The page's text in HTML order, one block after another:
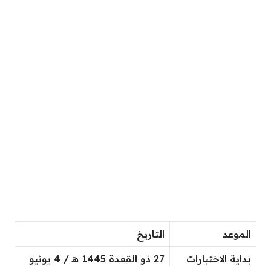
الموعد التاريخ
بداية الاختبارات
27 ذو القعدة 1445 هـ / 4 يونيو